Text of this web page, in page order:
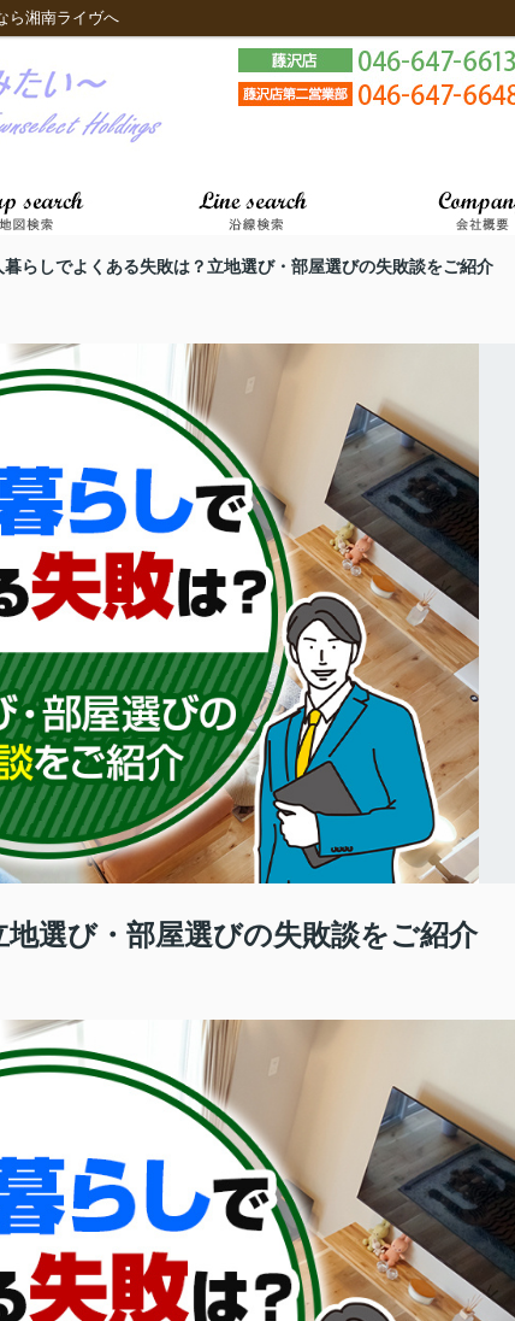
ら湘南ライヴへ
暮らしでよくある失敗は？立地選び・部屋選びの失敗談をご紹介
選び・部屋選びの失敗談をご紹介